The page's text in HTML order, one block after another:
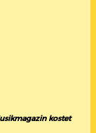
kostet